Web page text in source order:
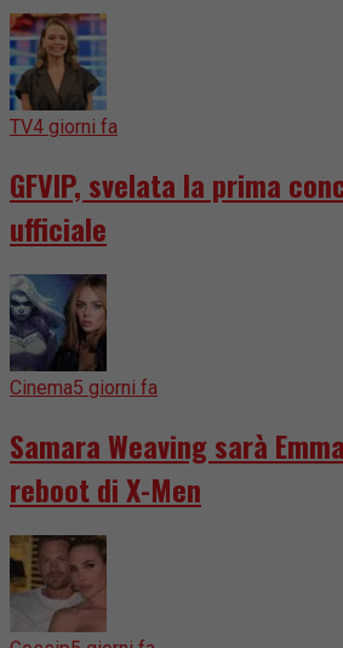
TV4 giorni fa
GFVIP, svelata la prima
ufficiale
Cinema5 giorni fa
Samara Weaving sarà
reboot di X-Men